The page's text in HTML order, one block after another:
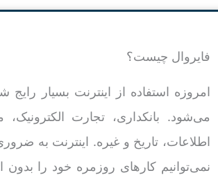
فایروال چیست؟
امروزه استفاده از اینترنت بسیار
می‌شود. بانکداری، تجارت
اطلاعات، تاریخ و غیره. اینترنت به
نمی‌توانیم کارهای روزمره خود را بدون